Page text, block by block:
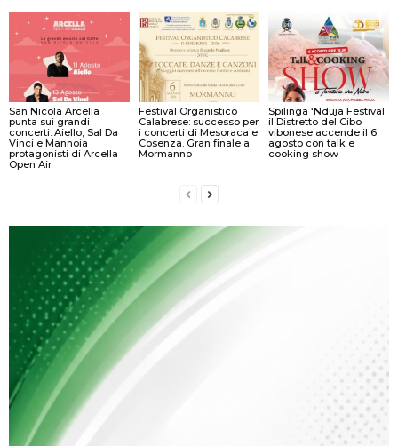
San Nicola Arcella
punta sui grandi
concerti: Aiello, Sal Da
Vinci e Mannoia
protagonisti di Arcella
Open Air
Festival Organistico
Calabrese: successo per
i concerti di Mesoraca e
Cosenza. Gran finale a
Mormanno
Spilinga ‘Nduja Festival:
il Distretto del Cibo
vibonese accende il 6
agosto con talk e
cooking show